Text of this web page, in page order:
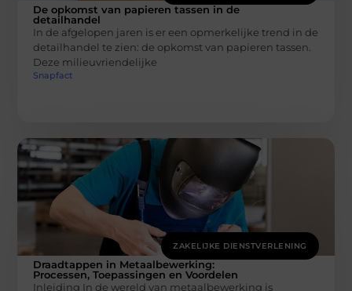
De opkomst van papieren tassen in de
detailhandel
In de afgelopen jaren is er een opmerkelijke trend in de
detailhandel te zien: de opkomst van papieren tassen.
Deze milieuvriendelijke
Snapfact
ZAKELIJKE DIENSTVERLENING
Draadtappen in Metaalbewerking:
Processen, Toepassingen en Voordelen
Inleiding In de wereld van metaalbewerking is